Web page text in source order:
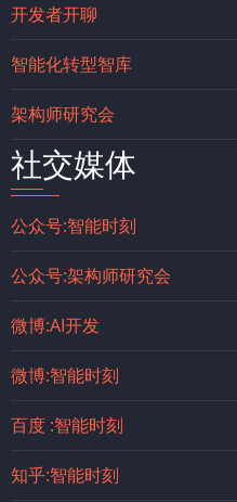
开发者开聊
智能化转型智库
架构师研究会
社交媒体
公众号:智能时刻
公众号:架构师研究会
微博:AI开发
微博:智能时刻
百度 :智能时刻
知乎:智能时刻